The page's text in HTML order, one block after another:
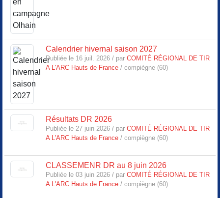
Calendrier hivernal saison 2027
Publiée le 16 juil. 2026 / par COMITÉ RÉGIONAL DE TIR
A L'ARC Hauts de France/ compiègne (60)
Résultats DR 2026
Publiée le 27 juin 2026 / par COMITÉ RÉGIONAL DE TIR
A L'ARC Hauts de France/ compiègne (60)
CLASSEMENR DR au 8 juin 2026
Publiée le 03 juin 2026 / par COMITÉ RÉGIONAL DE TIR
A L'ARC Hauts de France/ compiègne (60)